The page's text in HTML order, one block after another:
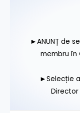
►ANUNȚ de
membru în
►Selecție
Director